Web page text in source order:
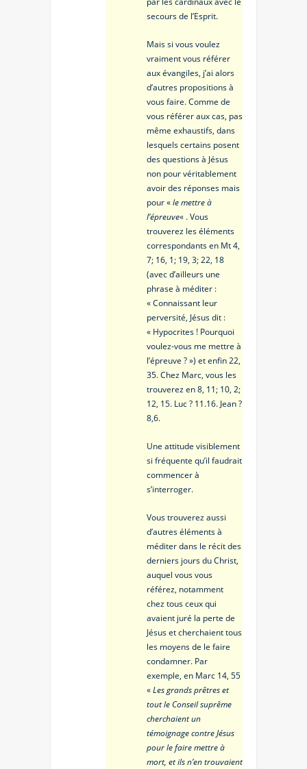
secours de l’Esprit.
Mais si vous voulez
vraiment vous référer
aux évangiles, j’ai alors
d’autres propositions à
vous faire. Comme de
vous référer aux cas, pas
même exhaustifs, dans
lesquels certains posent
des questions à Jésus
non pour véritablement
avoir des réponses mais
pour «le mettre à
l’épreuve« . Vous
trouverez les éléments
correspondants en Mt 4,
7; 16, 1; 19, 3; 22, 18
(avec d’ailleurs une
phrase à méditer :
« Connaissant leur
perversité, Jésus dit :
« Hypocrites ! Pourquoi
voulez-vous me mettre à
l’épreuve ? ») et enfin 22,
35. Chez Marc, vous les
trouverez en 8, 11; 10, 2;
12, 15. Luc ? 11.16. Jean ?
8,6.
Une attitude visiblement
si fréquente qu’il faudrait
commencer à
s’interroger.
Vous trouverez aussi
d’autres éléments à
méditer dans le récit des
derniers jours du Christ,
auquel vous vous
référez, notamment
chez tous ceux qui
avaient juré la perte de
Jésus et cherchaient tous
les moyens de le faire
condamner. Par
exemple, en Marc 14, 55
«Les grands prêtres et
tout le Conseil suprême
cherchaient un
témoignage contre Jésus
pour le faire mettre à
mort, et ils n’en trouvaient